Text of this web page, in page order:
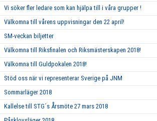
Vi söker fler ledare som kan hjälpa till i våra grupper !
Välkomna till vårens uppvisningar den 22 april!
SM-veckan biljetter
Välkomna till Riksfinalen och Riksmästerskapen 2018!
Välkomna till Guldpokalen 2018!
Stöd oss när vi representerar Sverige på JNM
Sommarläger 2018
Kallelse till STG´s Årsmöte 27 mars 2018